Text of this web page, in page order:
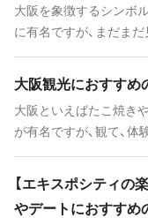
タジオ・ジャパンや世界
困ることはありません
めとして大型の複合施
も選択肢が豊富です。
トやお得な公共交通機
てをご紹介します！
大阪を象徴するシンボ
に有名ですが、まだま
ークのユニバーサル・
は万博開催が決まるな
る大阪をご紹介します
トを探せるおでかけ・
を立ててみましょう。
大阪観光におすすめ
大阪といえばたこ焼き
が有名ですが、観て、
いうような定番観光ス
す。
【エキスポシティの
やデートにおすすめ